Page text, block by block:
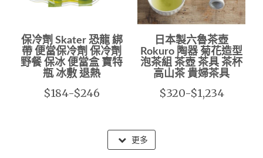
保冷劑 Skater 恐龍 綁
帶 便當保冷劑 保冷劑
野餐 保冰 便當盒 寶特
瓶 冰敷 退熱
$184-$246
日本製六魯茶壺
Rokuro 陶器 菊花造型
泡茶組 茶壺 茶具 茶杯
高山茶 貴婦茶具
$320-$1,234
更多